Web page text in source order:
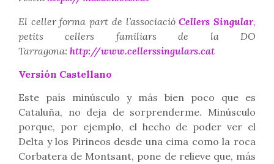
El celler forma part de l’associacióCellers Singular,
petits cellers familiars de la DO
Tarragona: http://www.cellerssingulars.cat
Versión Castellano
Este país minúsculo y más bien poco que es
Cataluña, no deja de sorprenderme. Minúsculo
porque, por ejemplo, el hecho de poder ver el
Delta y los Pirineos desde una cima como la roca
Corbatera de Montsant, pone de relieve que, más